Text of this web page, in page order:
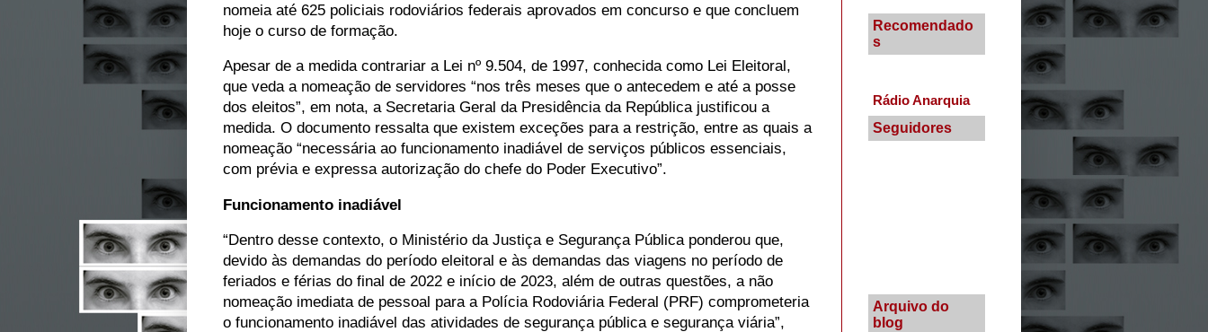
nomeia até 625 policiais rodoviários federais aprovados em concurso e que concluem
hoje o curso de formação.
Apesar de a medida contrariar a Lei nº 9.504, de 1997, conhecida como Lei Eleitoral,
que veda a nomeação de servidores “nos três meses que o antecedem e até a posse
dos eleitos”, em nota, a Secretaria Geral da Presidência da República justificou a
medida. O documento ressalta que existem exceções para a restrição, entre as quais a
nomeação “necessária ao funcionamento inadiável de serviços públicos essenciais,
com prévia e expressa autorização do chefe do Poder Executivo”.
Funcionamento inadiável
“Dentro desse contexto, o Ministério da Justiça e Segurança Pública ponderou que,
devido às demandas do período eleitoral e às demandas das viagens no período de
feriados e férias do final de 2022 e início de 2023, além de outras questões, a não
nomeação imediata de pessoal para a Polícia Rodoviária Federal (PRF) comprometeria
o funcionamento inadiável das atividades de segurança pública e segurança viária”,
Recomendado
s
Rádio Anarquia
Seguidores
Arquivo do
blog